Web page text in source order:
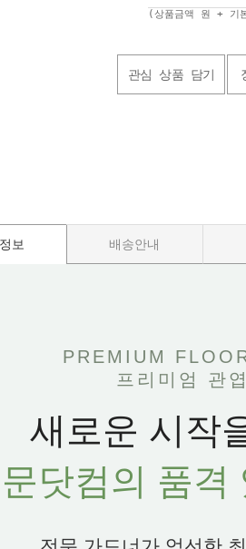
(상품금액 원 + 기
관심 상품 담기
보 배송안내
PREMIUM
프리미엄 관
새로운 시작
닷컴의 품격